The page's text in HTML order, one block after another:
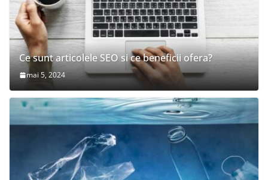
Ce sunt articolele SEO si ce beneficii ofera?
mai 5, 2024